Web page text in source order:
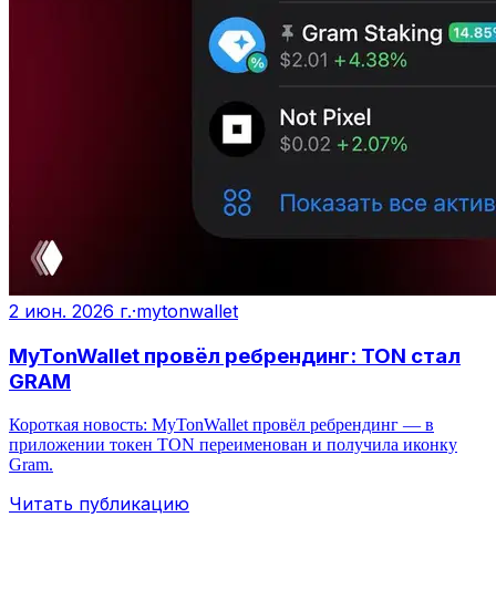
2 июн. 2026 г.·mytonwallet
MyTonWallet провёл ребрендинг: TON стал
GRAM
Короткая новость: MyTonWallet провёл ребрендинг — в
приложении токен TON переименован и получила иконку
Gram.
Читать публикацию